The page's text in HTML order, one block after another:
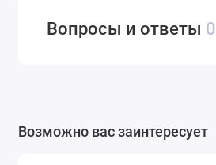
Вопросы и ответы 0
Возможно вас заинтересует